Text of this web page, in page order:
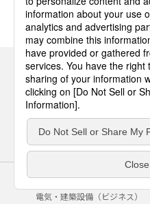
サイトのご利用にあたって
電気・建築設備（ビジネス）